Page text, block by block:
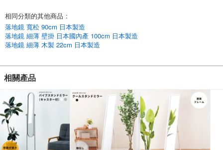
請在訂購時在備註欄中註明顏色翻譯。
我們還有其他立鏡。
*Look立鏡點擊這裡
English
相同分類的其他商品 :
落地鏡 寬松 90cm 日本製造
落地鏡 細薄 壁掛 日本國內產 100cm 日本製造
落地鏡 細薄 木製 22cm 日本製造
相關產品